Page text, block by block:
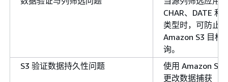
CHAR、DATE 和
类型时，可防止
Amazon S3 目标
询。
S3 验证数据持久性问题
使用 Amazon S3
更改数据捕获（